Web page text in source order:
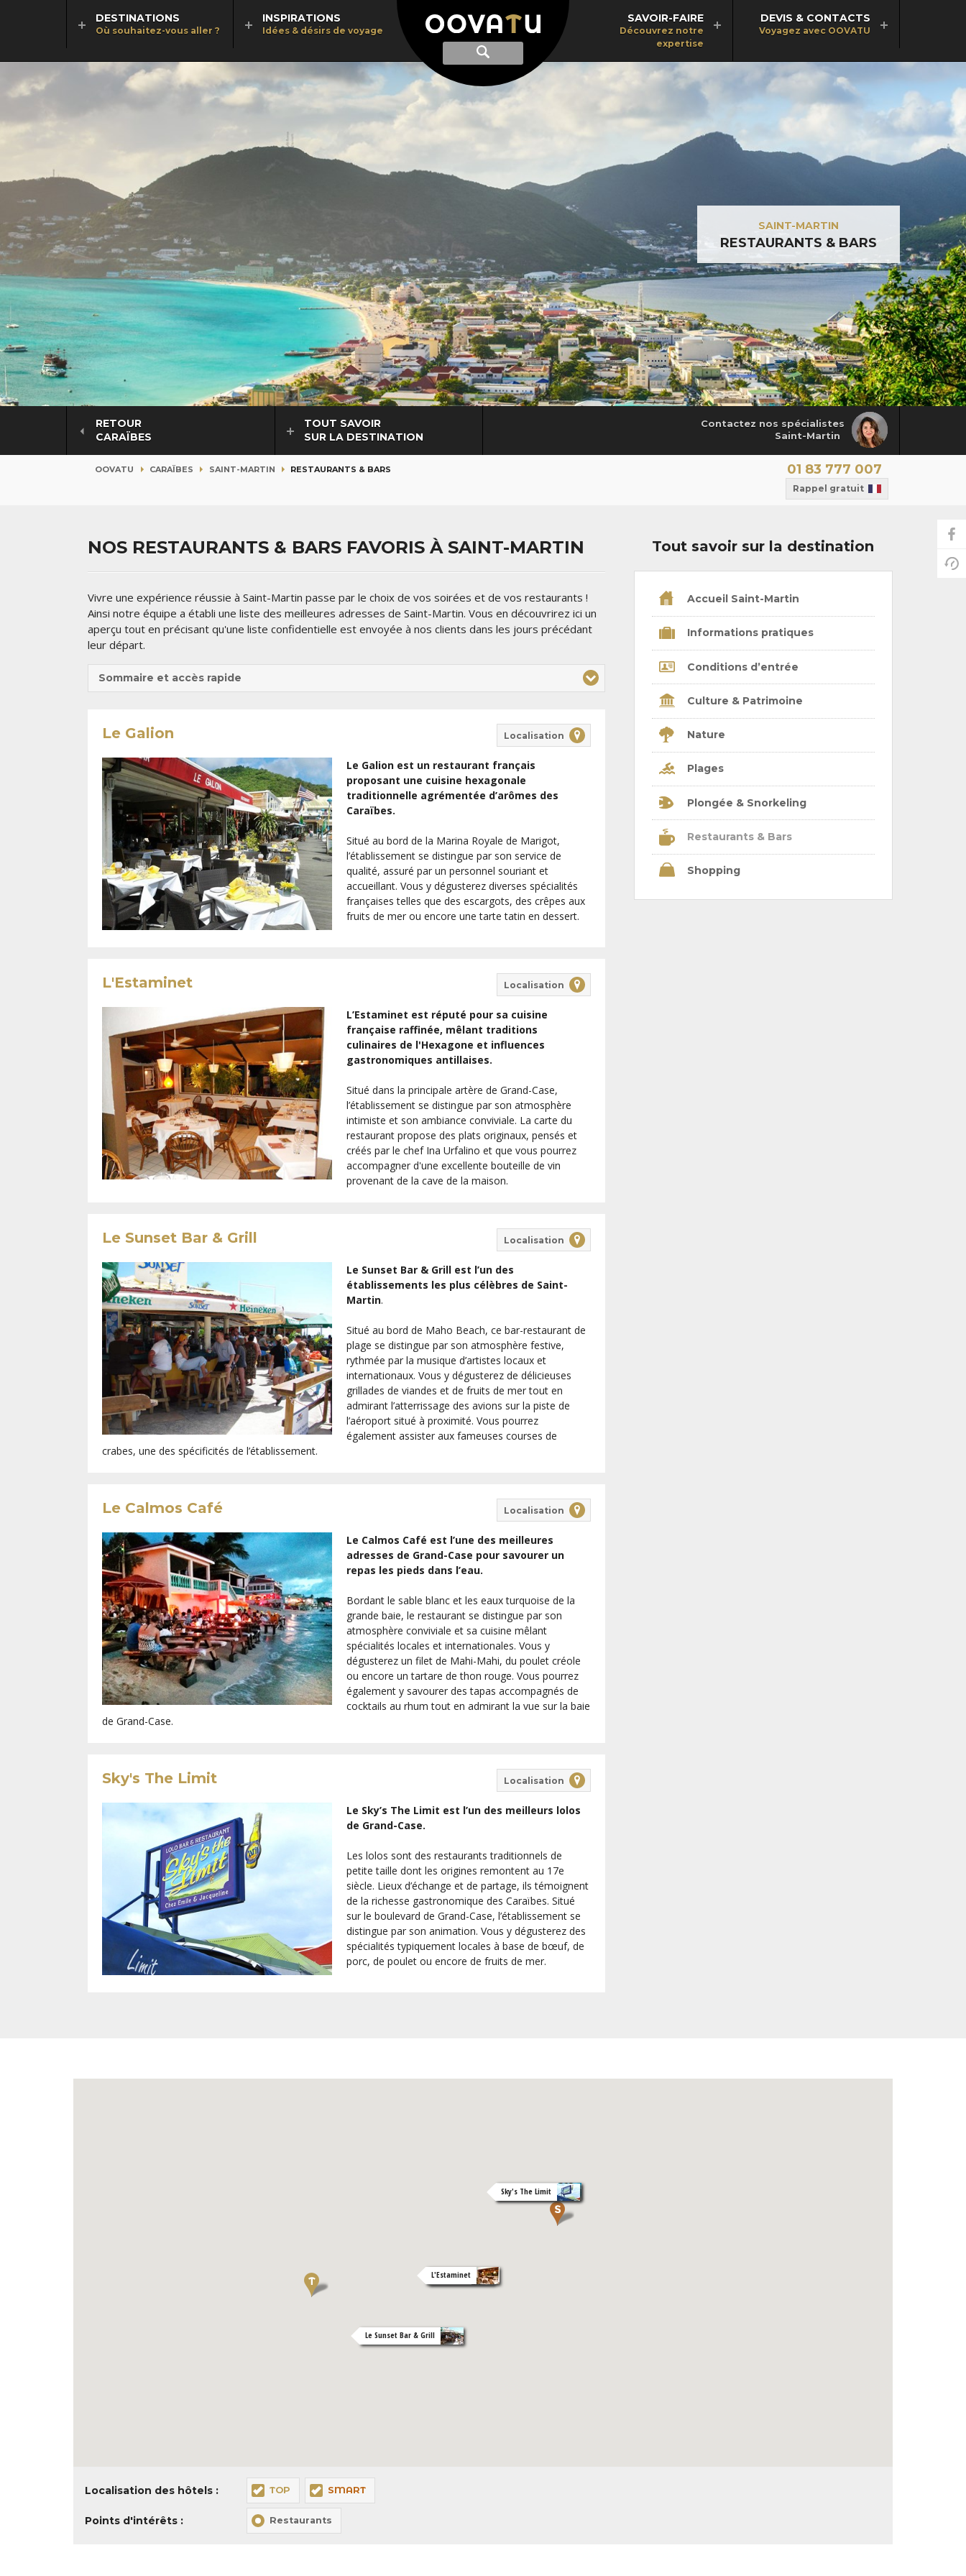
Afficher
recherche
Recherche
DESTINATIONS
Où souhaitez-vous aller ?
INSPIRATIONS
Idées & désirs de voyage
SAVOIR-FAIRE
Découvrez notre
expertise
DEVIS & CONTACTS
Voyagez avec OOVATU
SAINT-MARTIN
RESTAURANTS & BARS
Contactez nos spécialistes
Saint-Martin
RETOUR
CARAÏBES
TOUT SAVOIR
SUR LA DESTINATION
OOVATU CARAÏBES SAINT-MARTIN RESTAURANTS & BARS 01 83 777 007
Rappel gratuit
NOS RESTAURANTS & BARS FAVORIS À SAINT-MARTIN
Vivre une expérience réussie à Saint-Martin passe par le choix de vos soirées et de vos restaurants !
Ainsi notre équipe a établi une liste des meilleures adresses de Saint-Martin. Vous en découvrirez ici un
aperçu tout en précisant qu'une liste confidentielle est envoyée à nos clients dans les jours précédant
leur départ.
Sommaire et accès rapide
Le Galion Localisation
Le Galion est un restaurant français
proposant une cuisine hexagonale
traditionnelle agrémentée d’arômes des
Caraïbes.
Situé au bord de la Marina Royale de Marigot,
l’établissement se distingue par son service de
qualité, assuré par un personnel souriant et
accueillant. Vous y dégusterez diverses spécialités
françaises telles que des escargots, des crêpes aux
fruits de mer ou encore une tarte tatin en dessert.
L'Estaminet Localisation
L’Estaminet est réputé pour sa cuisine
française raffinée, mêlant traditions
culinaires de l'Hexagone et influences
gastronomiques antillaises.
Situé dans la principale artère de Grand-Case,
l’établissement se distingue par son atmosphère
intimiste et son ambiance conviviale. La carte du
restaurant propose des plats originaux, pensés et
créés par le chef Ina Urfalino et que vous pourrez
accompagner d'une excellente bouteille de vin
provenant de la cave de la maison.
Le Sunset Bar & Grill Localisation
Le Sunset Bar & Grill est l’un des
établissements les plus célèbres de Saint-
Martin.
Situé au bord de Maho Beach, ce bar-restaurant de
plage se distingue par son atmosphère festive,
rythmée par la musique d’artistes locaux et
internationaux. Vous y dégusterez de délicieuses
grillades de viandes et de fruits de mer tout en
admirant l’atterrissage des avions sur la piste de
l’aéroport situé à proximité. Vous pourrez
également assister aux fameuses courses de
crabes, une des spécificités de l’établissement.
Le Calmos Café Localisation
Le Calmos Café est l’une des meilleures
adresses de Grand-Case pour savourer un
repas les pieds dans l’eau.
Bordant le sable blanc et les eaux turquoise de la
grande baie, le restaurant se distingue par son
atmosphère conviviale et sa cuisine mêlant
spécialités locales et internationales. Vous y
dégusterez un filet de Mahi-Mahi, du poulet créole
ou encore un tartare de thon rouge. Vous pourrez
également y savourer des tapas accompagnés de
cocktails au rhum tout en admirant la vue sur la baie
de Grand-Case.
Sky's The Limit Localisation
Le Sky’s The Limit est l’un des meilleurs lolos
de Grand-Case.
Les lolos sont des restaurants traditionnels de
petite taille dont les origines remontent au 17e
siècle. Lieux d’échange et de partage, ils témoignent
de la richesse gastronomique des Caraïbes. Situé
sur le boulevard de Grand-Case, l’établissement se
distingue par son animation. Vous y dégusterez des
spécialités typiquement locales à base de bœuf, de
porc, de poulet ou encore de fruits de mer.
Tout savoir sur la destination
Accueil Saint-Martin
Informations pratiques
Conditions d’entrée
Culture & Patrimoine
Nature
Plages
Plongée & Snorkeling
Restaurants & Bars
Shopping
Le Galion
L'Estaminet
Le Sunset Bar & Grill
Le Calmos Café
Sky's The Limit
Localisation des hôtels : TOP SMART
Points d'intérêts : Restaurants